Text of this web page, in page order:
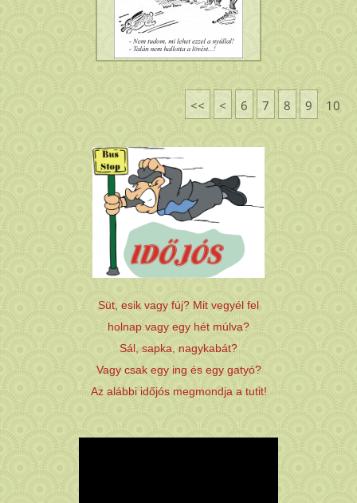
<< < 6 7 8 9 10
Süt, esik vagy fúj? Mit vegyél fel
holnap vagy egy hét múlva?
Sál, sapka, nagykabát?
Vagy csak egy ing és egy gatyó?
Az alábbi időjós megmondja a tutit!